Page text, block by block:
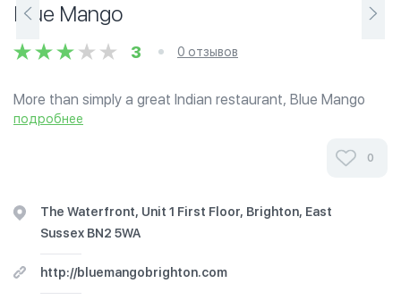
Blue Mango
3 0 отзывов
More than simply a great Indian restaurant, Blue Mango
represents the pinnacle of the chefs art fusing culinary
подробнее
0
The Waterfront, Unit 1 First Floor, Brighton, East
Sussex BN2 5WA
http://bluemangobrighton.com